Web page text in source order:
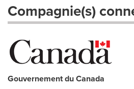
Compagnie(s)
Gouvernement du Canada